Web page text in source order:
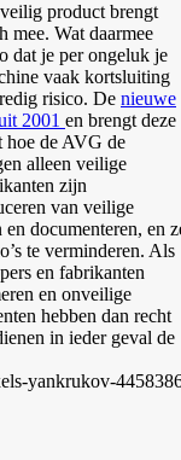
product brengt
mee. Wat daarmee
dat je per ongeluk je
vaak kortsluiting
risico. De nieuwe
2001 en brengt deze
hoe de AVG de
alleen veilige
zijn
van veilige
documenteren, en
te verminderen. Als
en fabrikanten
en onveilige
hebben dan recht
in ieder geval de